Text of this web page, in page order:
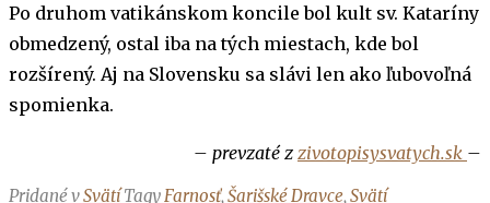
Po druhom vatikánskom koncile bol kult sv. Kataríny
obmedzený, ostal iba na tých miestach, kde bol
rozšírený. Aj na Slovensku sa slávi len ako ľubovoľná
spomienka.
– prevzaté z zivotopisysvatych.sk –
Pridané vSvätí TagyFarnosť,Šarišské Dravce,Svätí